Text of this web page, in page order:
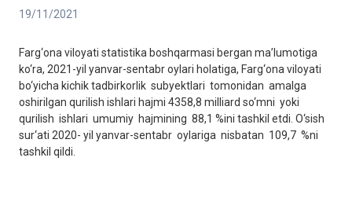
19/11/2021
Farg‘ona viloyati statistika boshqarmasi bergan ma’lumotiga
ko‘ra, 2021-yil yanvar-sentabr oylari holatiga, Farg‘ona viloyati
bo‘yicha kichik tadbirkorlik subyektlari tomonidan amalga
oshirilgan qurilish ishlari hajmi 4358,8 milliard so‘mni yoki
qurilish ishlari umumiy hajmining 88,1 %ini tashkil etdi. O‘sish
sur‘ati 2020- yil yanvar-sentabr oylariga nisbatan 109,7 %ni
tashkil qildi.